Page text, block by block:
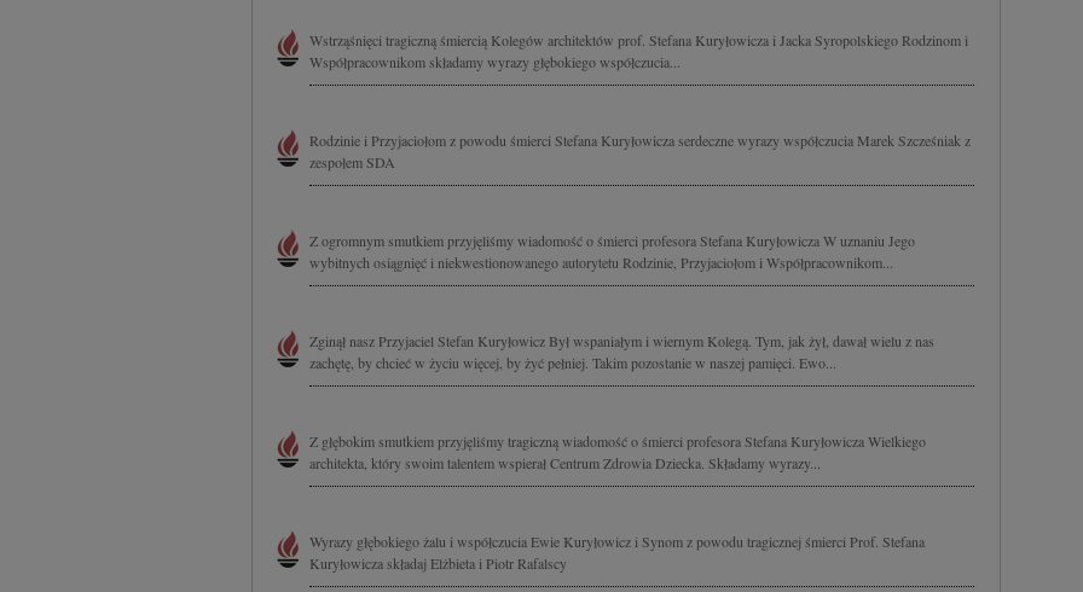
Wstrząśnięci tragiczną śmiercią Kolegów architektów prof. Stefana Kuryłowicza i Jacka Syropolskiego Rodzinom i
Współpracownikom składamy wyrazy głębokiego współczucia...
Rodzinie i Przyjaciołom z powodu śmierci Stefana Kuryłowicza serdeczne wyrazy współczucia Marek Szcześniak z
zespołem SDA
Z ogromnym smutkiem przyjęliśmy wiadomość o śmierci profesora Stefana Kuryłowicza W uznaniu Jego
wybitnych osiągnięć i niekwestionowanego autorytetu Rodzinie, Przyjaciołom i Współpracownikom...
Zginął nasz Przyjaciel Stefan Kuryłowicz Był wspaniałym i wiernym Kolegą. Tym, jak żył, dawał wielu z nas
zachętę, by chcieć w życiu więcej, by żyć pełniej. Takim pozostanie w naszej pamięci. Ewo...
Z głębokim smutkiem przyjęliśmy tragiczną wiadomość o śmierci profesora Stefana Kuryłowicza Wielkiego
architekta, który swoim talentem wspierał Centrum Zdrowia Dziecka. Składamy wyrazy...
Wyrazy głębokiego żalu i współczucia Ewie Kuryłowicz i Synom z powodu tragicznej śmierci Prof. Stefana
Kuryłowicza składaj Elżbieta i Piotr Rafalscy